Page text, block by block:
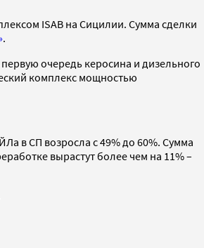
ISAB на Сицилии. Сумма сделки
.
очередь керосина и дизельного
комплекс мощностью
в СП возросла с 49% до 60%. Сумма
вырастут более чем на 11% –